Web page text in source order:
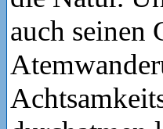
auch seinen